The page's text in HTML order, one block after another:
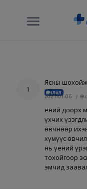
1
Ясны
Өвчлөл
2021-01-06 /
Үений доорх
үхчих
өвчнөөр
хүмүүс
нь үений
тохойгоор
эмчид